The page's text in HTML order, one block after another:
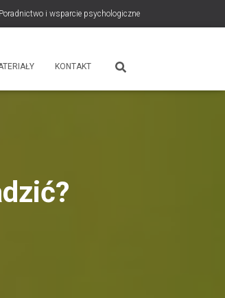
Poradnictwo i wsparcie psychologiczne
KONTAKT